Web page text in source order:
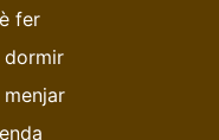
fer
dormir
menjar